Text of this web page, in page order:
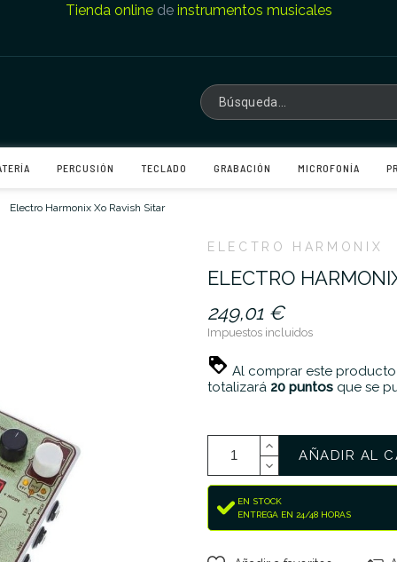
Tienda onlinede instrumentos musicales
PERCUSIÓN TECLADO GRABACIÓN MICROFONÍA
Electro Harmonix Xo Ravish Sitar
ELECTRO HARMONIX
ELECTRO
249,01 €
Impuestos incluidos
Al comprar este
totalizará 20 puntos que se
AÑADIR AL
EN STOCK
ENTREGA EN 24/48 HORAS